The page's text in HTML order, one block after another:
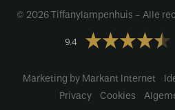
© 2026 Tiffanylampenhuis - Alle
9.4
Marketing by Markant Internet
Privacy
Cookies